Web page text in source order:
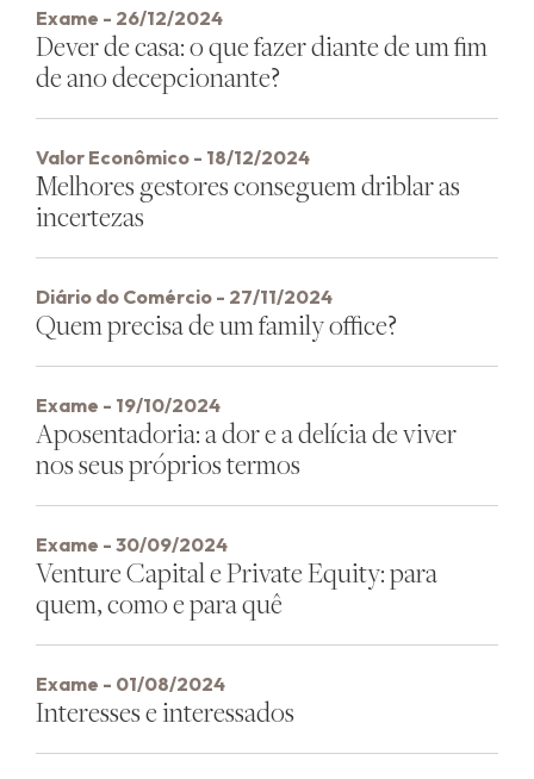
Exame - 26/12/2024
Dever de casa: o que fazer diante de um fim
de ano decepcionante?
Valor Econômico - 18/12/2024
Melhores gestores conseguem driblar as
incertezas
Diário do Comércio - 27/11/2024
Quem precisa de um family office?
Exame - 19/10/2024
Aposentadoria: a dor e a delícia de viver
nos seus próprios termos
Exame - 30/09/2024
Venture Capital e Private Equity: para
quem, como e para quê
Exame - 01/08/2024
Interesses e interessados